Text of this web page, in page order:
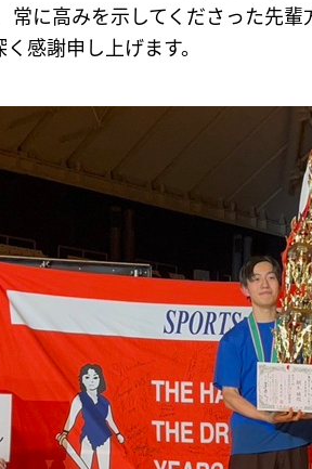
に高みを示してくださった先
感謝申し上げます。